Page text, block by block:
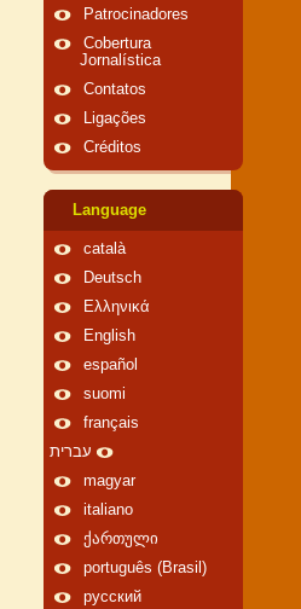
Patrocinadores
Cobertura
Jornalística
Contatos
Ligações
Créditos
Language
català
Deutsch
Ελληνικά
English
español
suomi
français
עברית
magyar
italiano
ქართული
português (Brasil)
русский